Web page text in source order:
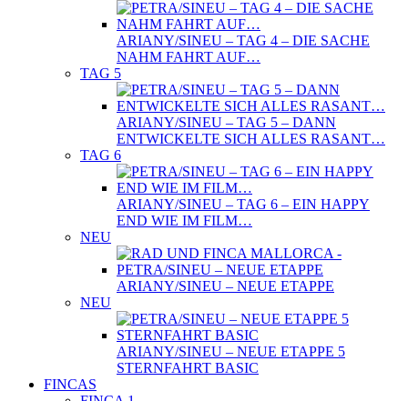
ARIANY/SINEU – TAG 4 – DIE SACHE
NAHM FAHRT AUF…
TAG 5
ARIANY/SINEU – TAG 5 – DANN
ENTWICKELTE SICH ALLES RASANT…
TAG 6
ARIANY/SINEU – TAG 6 – EIN HAPPY
END WIE IM FILM…
NEU
ARIANY/SINEU – NEUE ETAPPE
NEU
ARIANY/SINEU – NEUE ETAPPE 5
STERNFAHRT BASIC
FINCAS